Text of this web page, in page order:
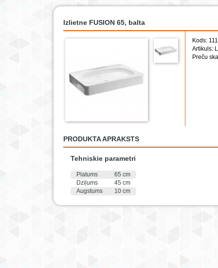
Izlietne FUSION 65, balta
Kods:
Artikuls:
Preču
PRODUKTA APRAKSTS
Tehniskie parametri
Platums
65 cm
Dziļums
45 cm
Augstums
10 cm